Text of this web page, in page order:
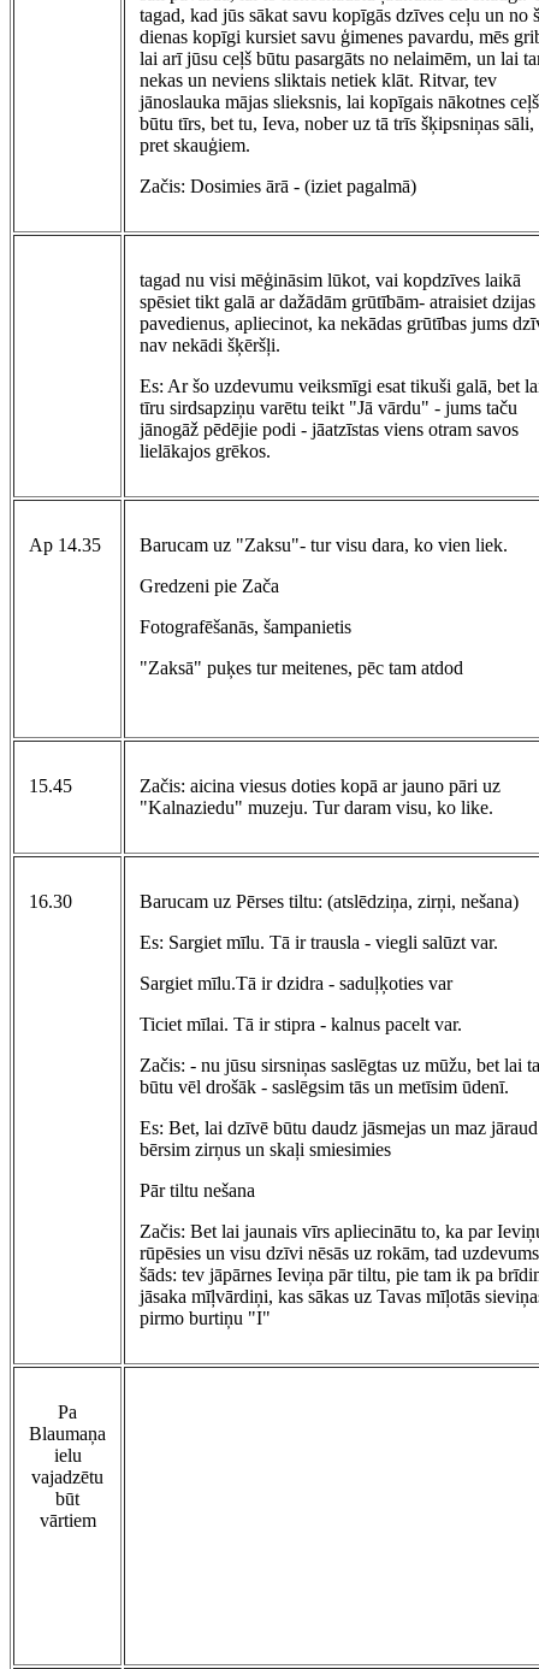
tagad, kad jūs sākat savu kopīgās dzīves ceļu un no
dienas kopīgi kursiet savu ģimenes pavardu, mēs
lai arī jūsu ceļš būtu pasargāts no nelaimēm, un lai
nekas un neviens sliktais netiek klāt. Ritvar, tev
jānoslauka mājas slieksnis, lai kopīgais nākotnes ceļš
būtu tīrs, bet tu, Ieva, nober uz tā trīs šķipsniņas sāli,
pret skauģiem.
Začis: Dosimies ārā - (iziet pagalmā)
tagad nu visi mēģināsim lūkot, vai kopdzīves laikā
spēsiet tikt galā ar dažādām grūtībām- atraisiet dzijas
pavedienus, apliecinot, ka nekādas grūtības jums
nav nekādi šķēršļi.
Es: Ar šo uzdevumu veiksmīgi esat tikuši galā, bet
tīru sirdsapziņu varētu teikt "Jā vārdu" - jums taču
jānogāž pēdējie podi - jāatzīstas viens otram savos
lielākajos grēkos.
Ap 14.35
Barucam uz "Zaksu"- tur visu dara, ko vien liek.
Gredzeni pie Zača
Fotografēšanās, šampanietis
"Zaksā" puķes tur meitenes, pēc tam atdod
15.45
Začis: aicina viesus doties kopā ar jauno pāri uz
"Kalnaziedu" muzeju. Tur daram visu, ko like.
16.30
Barucam uz Pērses tiltu: (atslēdziņa, zirņi, nešana)
Es: Sargiet mīlu. Tā ir trausla - viegli salūzt var.
Sargiet mīlu.Tā ir dzidra - saduļķoties var
Ticiet mīlai. Tā ir stipra - kalnus pacelt var.
Začis: - nu jūsu sirsniņas saslēgtas uz mūžu, bet lai
būtu vēl drošāk - saslēgsim tās un metīsim ūdenī.
Es: Bet, lai dzīvē būtu daudz jāsmejas un maz
bērsim zirņus un skaļi smiesimies
Pār tiltu nešana
Začis: Bet lai jaunais vīrs apliecinātu to, ka par
rūpēsies un visu dzīvi nēsās uz rokām, tad
šāds: tev jāpārnes Ieviņa pār tiltu, pie tam ik pa
jāsaka mīļvārdiņi, kas sākas uz Tavas mīļotās
pirmo burtiņu "I"
Pa
Blaumaņa
ielu
vajadzētu
būt
vārtiem